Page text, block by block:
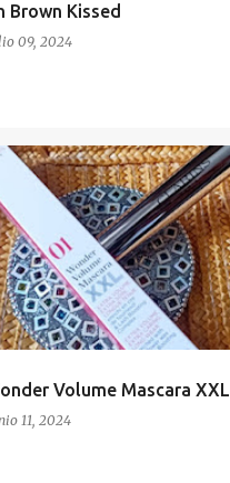
Brown Kissed
09, 2024
Volume Mascara XXL
11, 2024